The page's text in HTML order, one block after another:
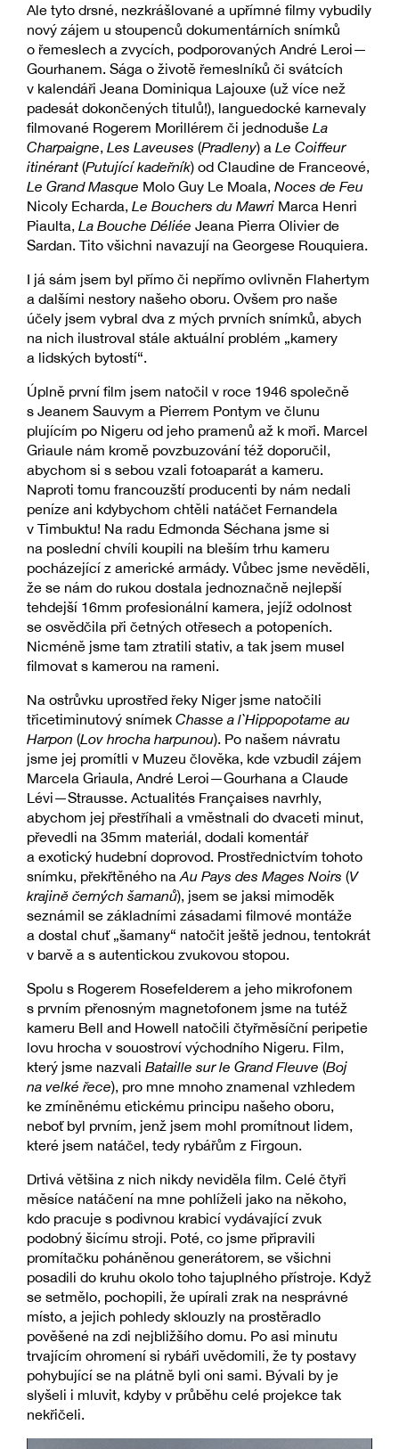
Ale tyto drsné, nezkrášlované a upřímné filmy vybudily
nový zájem u stoupenců dokumentárních snímků
o řemeslech a zvycích, podporovaných André Leroi—
Gourhanem. Sága o životě řemeslníků či svátcích
v kalendáři Jeana Dominiqua Lajouxe (už více než
padesát dokončených titulů!), languedocké karnevaly
filmované Rogerem Morillérem či jednoduše La
Charpaigne, Les Laveuses (Pradleny) a Le Coiffeur
itinérant (Putující kadeřník) od Claudine de Franceové,
Le Grand Masque Molo Guy Le Moala, Noces de Feu
Nicoly Echarda, Le Bouchers du Mawri Marca Henri
Piaulta, La Bouche Déliée Jeana Pierra Olivier de
Sardan. Tito všichni navazují na Georgese Rouquiera.
I já sám jsem byl přímo či nepřímo ovlivněn Flahertym
a dalšími nestory našeho oboru. Ovšem pro naše
účely jsem vybral dva z mých prvních snímků, abych
na nich ilustroval stále aktuální problém „kamery
a lidských bytostí“.
Úplně první film jsem natočil v roce 1946 společně
s Jeanem Sauvym a Pierrem Pontym ve člunu
plujícím po Nigeru od jeho pramenů až k moři. Marcel
Griaule nám kromě povzbuzování též doporučil,
abychom si s sebou vzali fotoaparát a kameru.
Naproti tomu francouzští producenti by nám nedali
peníze ani kdybychom chtěli natáčet Fernandela
v Timbuktu! Na radu Edmonda Séchana jsme si
na poslední chvíli koupili na bleším trhu kameru
pocházející z americké armády. Vůbec jsme nevěděli,
že se nám do rukou dostala jednoznačně nejlepší
tehdejší 16mm profesionální kamera, jejíž odolnost
se osvědčila při četných otřesech a potopeních.
Nicméně jsme tam ztratili stativ, a tak jsem musel
filmovat s kamerou na rameni.
Na ostrůvku uprostřed řeky Niger jsme natočili
třicetiminutový snímek Chasse a l`Hippopotame au
Harpon (Lov hrocha harpunou). Po našem návratu
jsme jej promítli v Muzeu člověka, kde vzbudil zájem
Marcela Griaula, André Leroi—Gourhana a Claude
Lévi—Strausse. Actualités Françaises navrhly,
abychom jej přestříhali a vměstnali do dvaceti minut,
převedli na 35mm materiál, dodali komentář
a exotický hudební doprovod. Prostřednictvím tohoto
snímku, překřtěného na Au Pays des Mages Noirs (V
krajině černých šamanů), jsem se jaksi mimoděk
seznámil se základními zásadami filmové montáže
a dostal chuť „šamany“ natočit ještě jednou, tentokrát
v barvě a s autentickou zvukovou stopou.
Spolu s Rogerem Rosefelderem a jeho mikrofonem
s prvním přenosným magnetofonem jsme na tutéž
kameru Bell and Howell natočili čtyřměsíční peripetie
lovu hrocha v souostroví východního Nigeru. Film,
který jsme nazvali Bataille sur le Grand Fleuve (Boj
na velké řece), pro mne mnoho znamenal vzhledem
ke zmíněnému etickému principu našeho oboru,
neboť byl prvním, jenž jsem mohl promítnout lidem,
které jsem natáčel, tedy rybářům z Firgoun.
Drtivá většina z nich nikdy neviděla film. Celé čtyři
měsíce natáčení na mne pohlíželi jako na někoho,
kdo pracuje s podivnou krabicí vydávající zvuk
podobný šicímu stroji. Poté, co jsme připravili
promítačku poháněnou generátorem, se všichni
posadili do kruhu okolo toho tajuplného přístroje. Když
se setmělo, pochopili, že upírali zrak na nesprávné
místo, a jejich pohledy sklouzly na prostěradlo
pověšené na zdi nejbližšího domu. Po asi minutu
trvajícím ohromení si rybáři uvědomili, že ty postavy
pohybující se na plátně byli oni sami. Bývali by je
slyšeli i mluvit, kdyby v průběhu celé projekce tak
nekřičeli.